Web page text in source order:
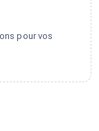
pour vos